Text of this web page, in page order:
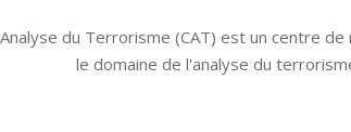
du Terrorisme (CAT) est un centre
le domaine de l'analyse du